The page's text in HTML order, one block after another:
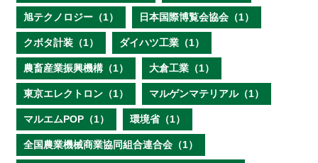
旭テクノロジー（1） 日本国際博覧会協会（1）
クボタ計装（1） ダイハツ工業（1）
農畜産業振興機構（1） 大倉工業（1）
東京エレクトロン（1） マルゲンマテリアル（1）
マルエムPOP（1） 環境省（1）
全国農業機械商業協同組合連合会（1）